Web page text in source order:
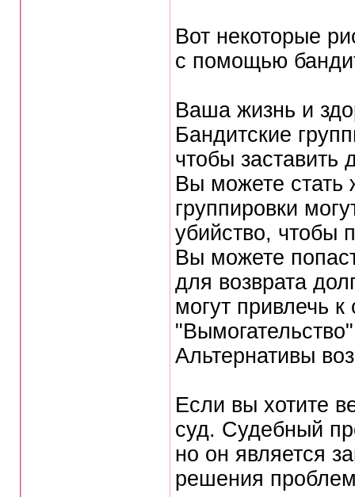
Вот некоторые
с помощью
Ваша жизнь и
Бандитские
чтобы заставить
Вы можете стать
группировки
убийство, чтобы
Вы можете
для возврата
могут привлечь
Альтернативы
Если вы хотите
суд. Судебный
но он является
решения